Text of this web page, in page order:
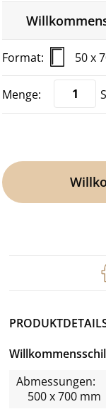
50 x
Abmessungen:
500 x 700 mm